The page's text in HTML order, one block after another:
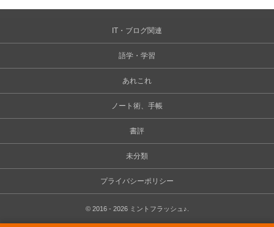
IT・ブログ関連
語学・学習
あれこれ
ノート術、手帳
書評
未分類
プライバシーポリシー
© 2016 - 2026 ミントフラッシュ♪